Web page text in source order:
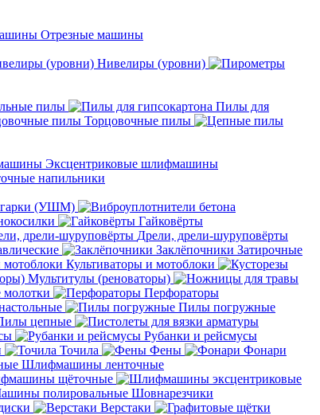
Отрезные машины
Нивелиры (уровни)
пилы
Пилы для
Торцовочные пилы
Эксцентриковые шлифмашины
напильники
(УШМ)
Гайковёрты
Дрели, дрели-шуруповёрты
Заклёпочники Затирочные
Культиваторы и мотоблоки
Мультитулы (реноваторы)
Перфораторы
Пилы погружные
цепные
Рубанки и рейсмусы
Точила Фены
Фонари
Шлифмашины ленточные
щёточные
полировальные Шовнарезчики
Верстаки